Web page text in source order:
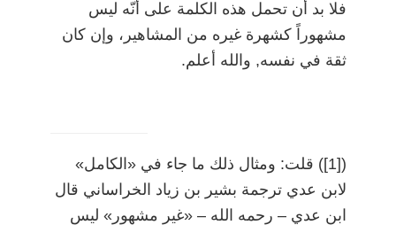
فلا بد أن تحمل هذه الكلمة على أنّه ليس
مشهوراً كشهرة غيره من المشاهير، وإن كان
ثقة في نفسه, والله أعلم.
([1])
قلت: ومثال ذلك ما جاء في «الكامل»
لابن عدي ترجمة بشير بن زياد الخراساني قال
ابن عدي– رحمه الله– «غير مشهور» ليس